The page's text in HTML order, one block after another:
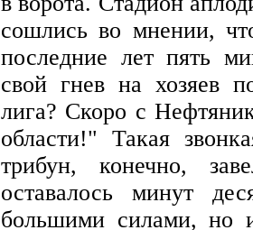
сошлись во мнении,
последние лет пять
свой гнев на хозяев
лига? Скоро с
области!" Такая
трибун, конечно,
оставалось минут
большими силами, но